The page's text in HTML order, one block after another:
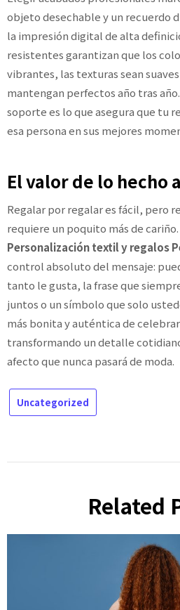
objeto desechable y un recuerdo
la impresión digital de alta
resistentes garantizan que los
vibrantes, las texturas sean
mantengan perfectos año tras
soporte es lo que asegura que tu
esa persona en sus mejores
El valor de lo hecho
Regalar por regalar es fácil, pero
requiere un poquito más de
Personalización textil y regalos
control absoluto del mensaje:
tanto le gusta, la frase que
juntos o un símbolo que solo
más bonita y auténtica de
transformando un detalle
afecto que nunca pasará de moda.
Uncategorized
Related